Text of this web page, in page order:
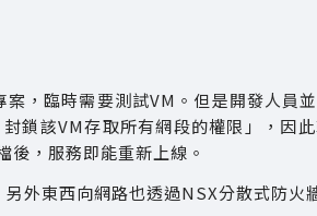
，臨時需要測試VM。但是開發人員
鎖該VM存取所有網段的權限」，因
後，服務即能重新上線。
外東西向網路也透過NSX分散式防火